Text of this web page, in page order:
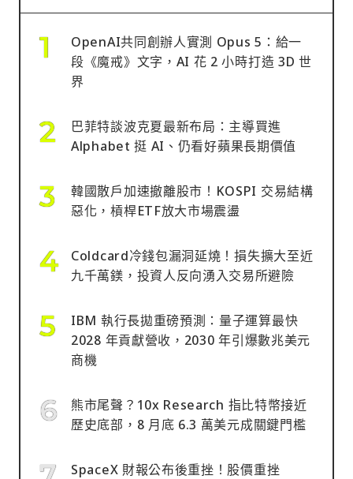
OpenAI共同創辦人實測 Opus 5：給一
段《魔戒》文字，AI 花 2 小時打造 3D 世
界
巴菲特談波克夏最新布局：主導買進
Alphabet 挺 AI、仍看好蘋果長期價值
韓國散戶加速撤離股市！KOSPI 交易結構
惡化，槓桿ETF放大市場震盪
Coldcard冷錢包漏洞延燒！損失擴大至近
九千萬鎂，投資人反向湧入交易所避險
IBM 執行長拋重磅預測：量子運算最快
2028 年貢獻營收，2030 年引爆數兆美元
商機
熊市尾聲？10x Research 指比特幣接近
歷史底部，8 月底 6.3 萬美元成關鍵門檻
SpaceX 財報公布後重挫！股價重挫